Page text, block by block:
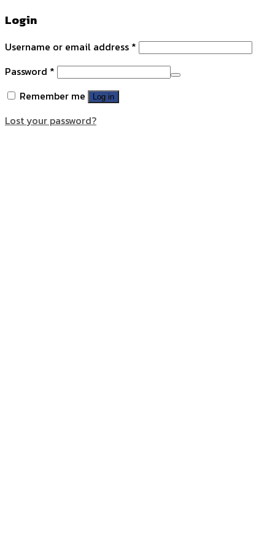
Login
Username or email address *
Password *
Remember me
Log in
Lost your password?